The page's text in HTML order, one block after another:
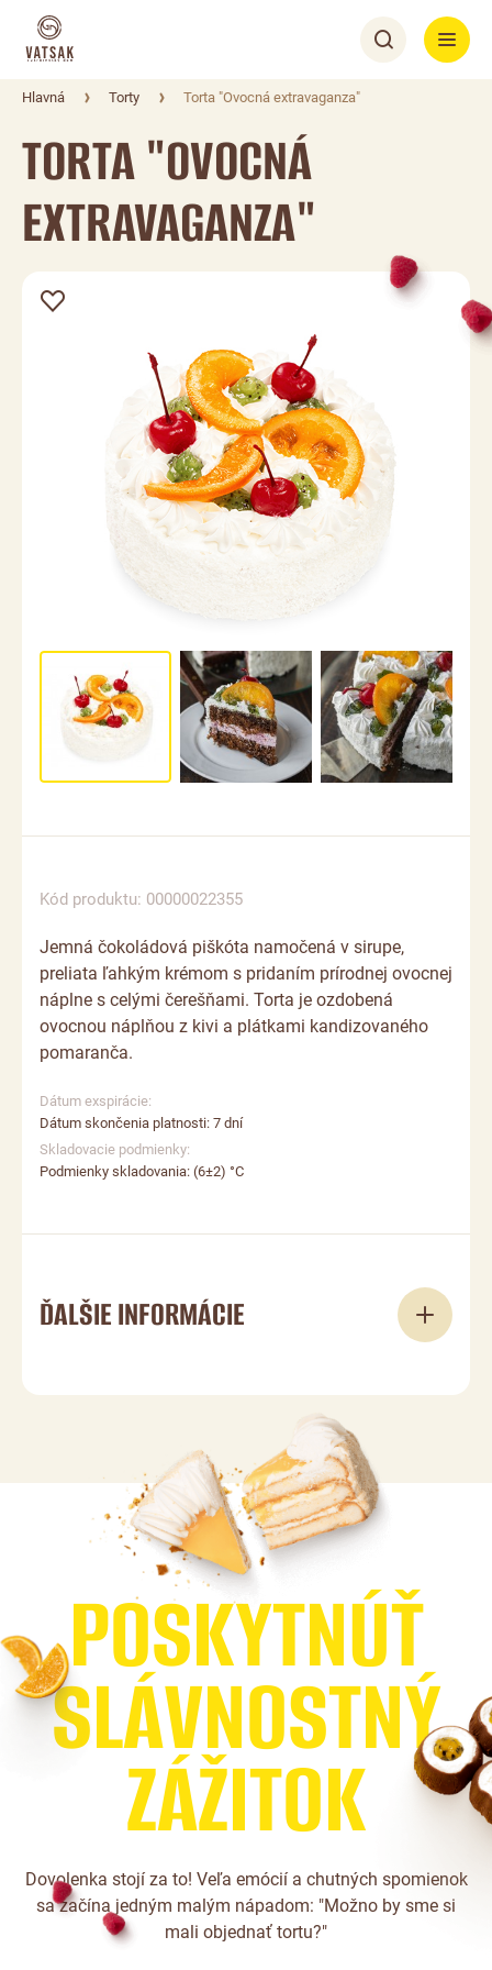
Hlavná Torty Torta "Ovocná extravaganza"
TORTA "OVOCNÁ
EXTRAVAGANZA"
Kód produktu: 00000022355
Jemná čokoládová piškóta namočená v sirupe,
preliata ľahkým krémom s pridaním prírodnej ovocnej
náplne s celými čerešňami. Torta je ozdobená
ovocnou náplňou z kivi a plátkami kandizovaného
pomaranča.
Dátum exspirácie:
Dátum skončenia platnosti: 7 dní
Skladovacie podmienky:
Podmienky skladovania: (6±2) °C
ĎALŠIE INFORMÁCIE
POSKYTNÚŤ
SLÁVNOSTNÝ
ZÁŽITOK
Dovolenka stojí za to! Veľa emócií a chutných spomienok
sa začína jedným malým nápadom: "Možno by sme si
mali objednať tortu?"